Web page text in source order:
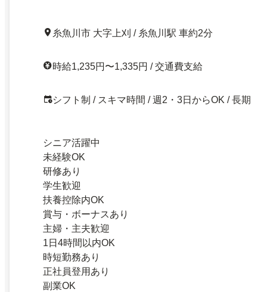
糸魚川市 大字上刈 / 糸魚川駅 車約2分
時給1,235円〜1,335円 / 交通費支給
シフト制 / スキマ時間 / 週2・3日からOK / 長期
シニア活躍中
未経験OK
研修あり
学生歓迎
扶養控除内OK
賞与・ボーナスあり
主婦・主夫歓迎
1日4時間以内OK
時短勤務あり
正社員登用あり
副業OK